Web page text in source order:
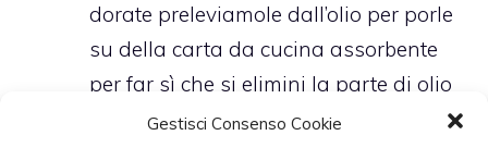
Gestisci Consenso Cookie
dorate preleviamole dall’olio per porle
su della carta da cucina assorbente
per far sì che si elimini la parte di olio
in eccesso.